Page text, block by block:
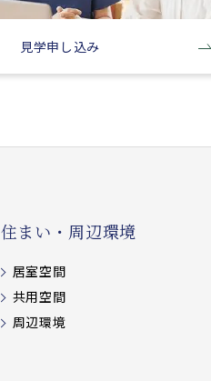
見学申し込み
住まい・周辺環境
居室空間
共用空間
周辺環境